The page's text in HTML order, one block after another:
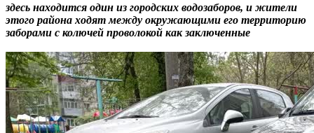
здесь находится один из городских водозаборов, и жители
этого района ходят между окружающими его территорию
заборами с колючей проволокой как заключенные